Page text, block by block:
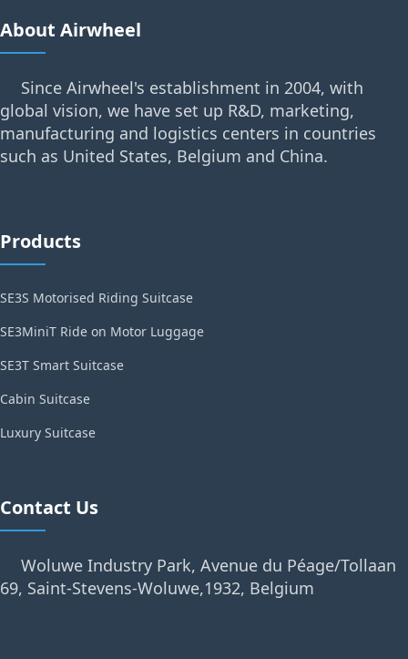
About Airwheel
Since Airwheel's establishment in 2004, with
global vision, we have set up R&D, marketing,
manufacturing and logistics centers in countries
such as United States, Belgium and China.
Products
SE3S Motorised Riding Suitcase
SE3MiniT Ride on Motor Luggage
SE3T Smart Suitcase
Cabin Suitcase
Luxury Suitcase
Contact Us
Woluwe Industry Park, Avenue du Péage/Tollaan
69, Saint-Stevens-Woluwe,1932, Belgium